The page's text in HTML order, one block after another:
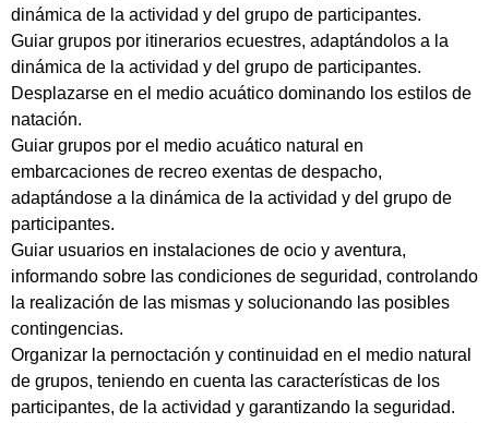
dinámica de la actividad y del grupo de participantes.
Guiar grupos por itinerarios ecuestres, adaptándolos a la
dinámica de la actividad y del grupo de participantes.
Desplazarse en el medio acuático dominando los estilos de
natación.
Guiar grupos por el medio acuático natural en
embarcaciones de recreo exentas de despacho,
adaptándose a la dinámica de la actividad y del grupo de
participantes.
Guiar usuarios en instalaciones de ocio y aventura,
informando sobre las condiciones de seguridad, controlando
la realización de las mismas y solucionando las posibles
contingencias.
Organizar la pernoctación y continuidad en el medio natural
de grupos, teniendo en cuenta las características de los
participantes, de la actividad y garantizando la seguridad.